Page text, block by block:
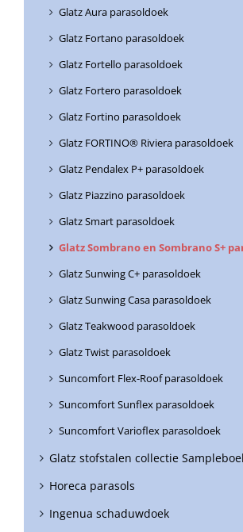
Glatz Aura parasoldoek
Glatz Fortano parasoldoek
Glatz Fortello parasoldoek
Glatz Fortero parasoldoek
Glatz Fortino parasoldoek
Glatz FORTINO® Riviera parasoldoek
Glatz Pendalex P+ parasoldoek
Glatz Piazzino parasoldoek
Glatz Smart parasoldoek
Glatz Sombrano en Sombrano S+
Glatz Sunwing C+ parasoldoek
Glatz Sunwing Casa parasoldoek
Glatz Teakwood parasoldoek
Glatz Twist parasoldoek
Suncomfort Flex-Roof parasoldoek
Suncomfort Sunflex parasoldoek
Suncomfort Varioflex parasoldoek
Glatz stofstalen collectie
Horeca parasols
Ingenua schaduwdoek